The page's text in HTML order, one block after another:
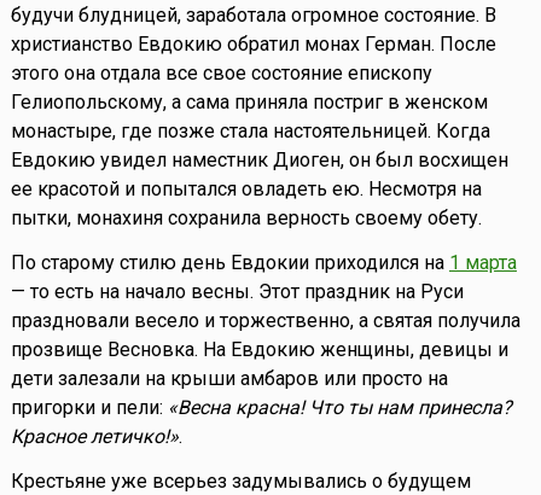
будучи блудницей, заработала огромное состояние. В
христианство Евдокию обратил монах Герман. После
этого она отдала все свое состояние епископу
Гелиопольскому, а сама приняла постриг в женском
монастыре, где позже стала настоятельницей. Когда
Евдокию увидел наместник Диоген, он был восхищен
ее красотой и попытался овладеть ею. Несмотря на
пытки, монахиня сохранила верность своему обету.
По старому стилю день Евдокии приходился на 1 марта
— то есть на начало весны. Этот праздник на Руси
праздновали весело и торжественно, а святая получила
прозвище Весновка. На Евдокию женщины, девицы и
дети залезали на крыши амбаров или просто на
пригорки и пели: «Весна красна! Что ты нам принесла?
Красное летичко!».
Крестьяне уже всерьез задумывались о будущем